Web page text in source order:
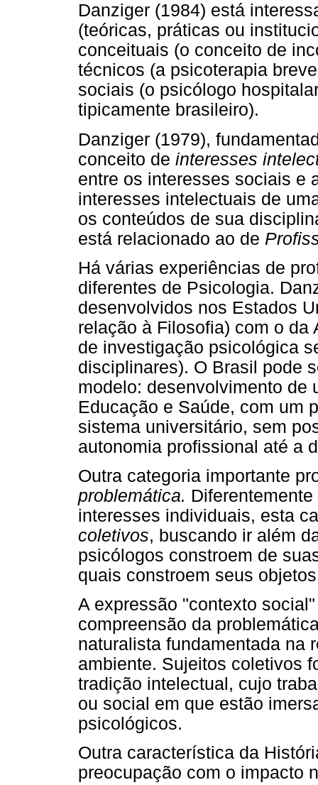
Danziger (1984) está
(teóricas, práticas ou
conceituais (o conceito de
técnicos (a psicoterapia
sociais (o psicólogo
tipicamente brasileiro).
Danziger (1979),
conceito de interesses
entre os interesses sociais e
interesses intelectuais de
os conteúdos de sua
está relacionado ao de
Há várias experiências de
diferentes de Psicologia.
desenvolvidos nos Estados
relação à Filosofia) com o da
de investigação psicológica
disciplinares). O Brasil pode
modelo: desenvolvimento de
Educação e Saúde, com um
sistema universitário, sem
autonomia profissional até a
Outra categoria importante
problemática.
interesses individuais, esta
coletivos, buscando ir além
psicólogos constroem de
quais constroem seus
A expressão "contexto
compreensão da
naturalista fundamentada na
ambiente. Sujeitos coletivos
tradição intelectual, cujo
ou social em que estão
psicológicos.
Outra característica da
preocupação com o impacto